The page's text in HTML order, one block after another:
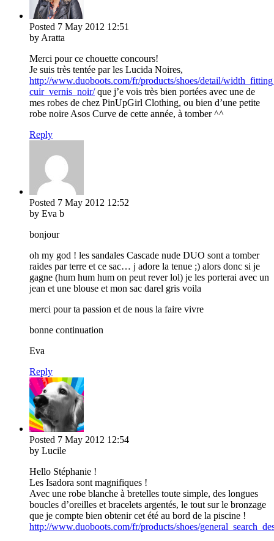
Posted 7 May 2012 12:51
by Aratta
Merci pour ce chouette concours!
Je suis très tentée par les Lucida Noires,
http://www.duoboots.com/fr/products/shoes/detail/
cuir_vernis_noir/que j’e vois très bien portées avec une de
mes robes de chez PinUpGirl Clothing, ou bien d’une petite
robe noire Asos Curve de cette année, à tomber ^^
Reply
Posted 7 May 2012 12:52
by Eva b
bonjour
oh my god ! les sandales Cascade nude DUO sont a tomber
raides par terre et ce sac… j adore la tenue ;) alors donc si je
gagne (hum hum hum on peut rever lol) je les porterai avec un
jean et une blouse et mon sac darel gris voila
merci pour ta passion et de nous la faire vivre
bonne continuation
Eva
Reply
Posted 7 May 2012 12:54
by Lucile
Hello Stéphanie !
Les Isadora sont magnifiques !
Avec une robe blanche à bretelles toute simple, des longues
boucles d’oreilles et bracelets argentés, le tout sur le bronzage
que je compte bien obtenir cet été au bord de la piscine !
http://www.duoboots.com/fr/products/shoes/